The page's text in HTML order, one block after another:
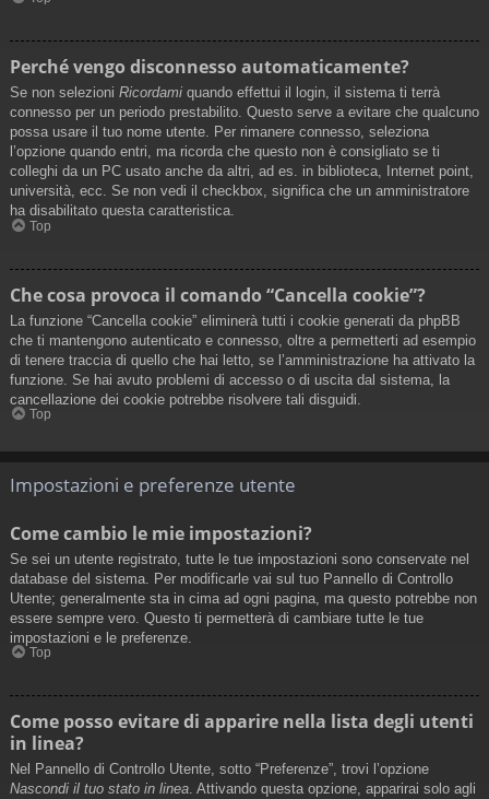
Perché vengo disconnesso automaticamente?
Se non selezioni Ricordami quando effettui il login, il sistema ti terrà
connesso per un periodo prestabilito. Questo serve a evitare che qualcuno
possa usare il tuo nome utente. Per rimanere connesso, seleziona
l’opzione quando entri, ma ricorda che questo non è consigliato se ti
colleghi da un PC usato anche da altri, ad es. in biblioteca, Internet point,
università, ecc. Se non vedi il checkbox, significa che un amministratore
ha disabilitato questa caratteristica.
Top
Che cosa provoca il comando “Cancella cookie”?
La funzione “Cancella cookie” eliminerà tutti i cookie generati da phpBB
che ti mantengono autenticato e connesso, oltre a permetterti ad esempio
di tenere traccia di quello che hai letto, se l’amministrazione ha attivato la
funzione. Se hai avuto problemi di accesso o di uscita dal sistema, la
cancellazione dei cookie potrebbe risolvere tali disguidi.
Top
Impostazioni e preferenze utente
Come cambio le mie impostazioni?
Se sei un utente registrato, tutte le tue impostazioni sono conservate nel
database del sistema. Per modificarle vai sul tuo Pannello di Controllo
Utente; generalmente sta in cima ad ogni pagina, ma questo potrebbe non
essere sempre vero. Questo ti permetterà di cambiare tutte le tue
impostazioni e le preferenze.
Top
Come posso evitare di apparire nella lista degli utenti
in linea?
Nel Pannello di Controllo Utente, sotto “Preferenze”, trovi l’opzione
Nascondi il tuo stato in linea. Attivando questa opzione, apparirai solo agli